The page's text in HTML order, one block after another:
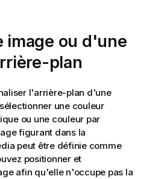
image ou d'une
plan
l'arrière-plan d'une
une couleur
ou une couleur par
figurant dans la
peut être définie comme
positionner et
afin qu'elle n'occupe pas la